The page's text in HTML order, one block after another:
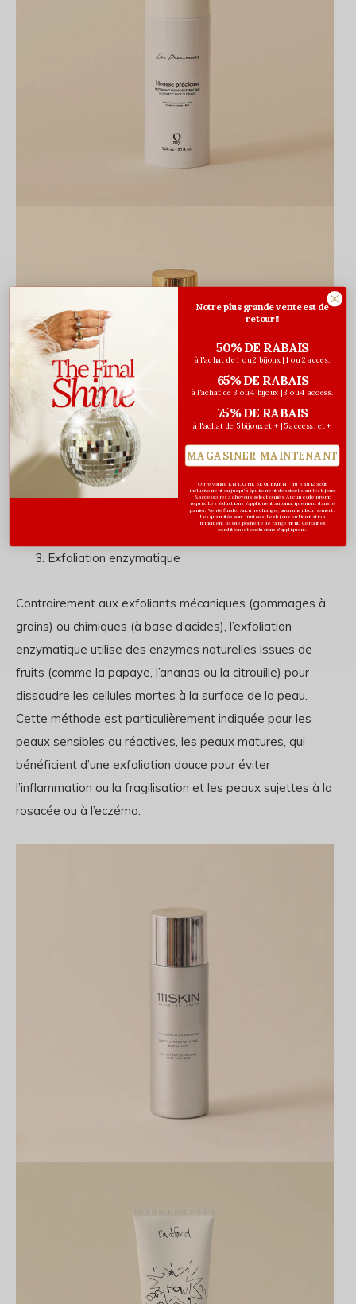
Exfoliation enzymatique
Contrairement aux exfoliants mécaniques (gommages à
grains) ou chimiques (à base d’acides), l’exfoliation
enzymatique utilise des enzymes naturelles issues de
fruits (comme la papaye, l’ananas ou la citrouille) pour
dissoudre les cellules mortes à la surface de la peau.
Cette méthode est particulièrement indiquée pour les
peaux sensibles ou réactives, les peaux matures, qui
bénéficient d’une exfoliation douce pour éviter
l’inflammation ou la fragilisation et les peaux sujettes à la
rosacée ou à l’eczéma.
Notre plus grande vente est de
retour!!
50% DE RABAIS
à l'achat de 1 ou 2 bijoux | 1 ou 2 acces.
65% DE RABAIS
à l'achat de 3 ou 4 bijoux | 3 ou 4 access.
75% DE RABAIS
à l'achat de 5 bijoux et + | 5 access. et +
MAGASINER MAINTENANT
Offre valide EN LIGNE SEULEMENT du 6 au 12 août
inclusivement ou jusqu'à épuisement des stocks sur les bijoux
& accessoires à cheveux sélectionnés. Aucun code promo
requis. Les réductions s’appliquent automatiquement dans le
panier. Vente finale. Aucun échange, aucun remboursement.
Les quantités sont limitées. Les bijoux en liquidation
n'incluent pas de pochette de rangement. Certaines
conditions et exclusions s'appliquent.